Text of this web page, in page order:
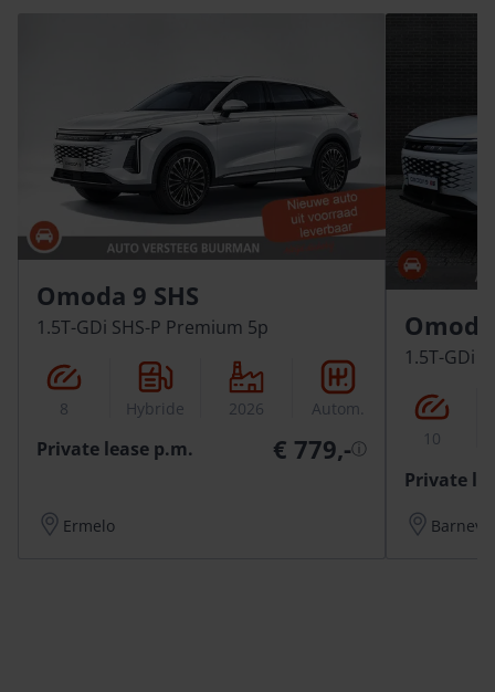
Omoda 9 SHS
1.5T-GDi SHS-P Premium 5p
8 Hybride 2026 Autom.
Private lease p.m. € 779,-ⓘ
Ermelo
Omoda
1.5T-GDi
10
Private